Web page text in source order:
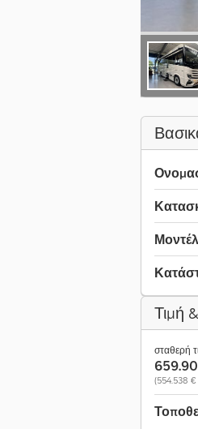
Τιμή
σταθερή
(554.538